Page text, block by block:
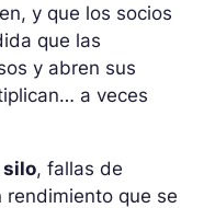
y que los socios
que las
y abren sus
a veces
silo, fallas de
que se